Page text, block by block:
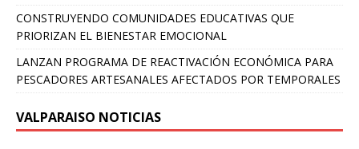
CONSTRUYENDO COMUNIDADES EDUCATIVAS QUE
PRIORIZAN EL BIENESTAR EMOCIONAL
LANZAN PROGRAMA DE REACTIVACIÓN ECONÓMICA PARA
PESCADORES ARTESANALES AFECTADOS POR TEMPORALES
VALPARAISO NOTICIAS